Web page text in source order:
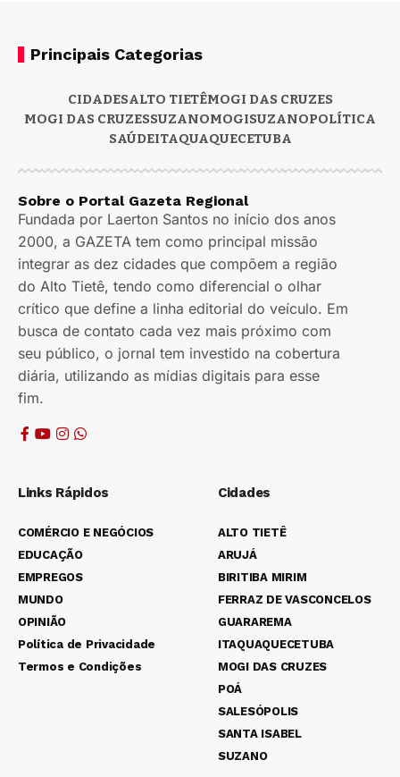
Principais Categorias
CIDADESALTO TIETÊMOGI DAS CRUZES
MOGI DAS CRUZESSUZANOMOGISUZANOPOLÍTICA
SAÚDEITAQUAQUECETUBA
Sobre o Portal Gazeta Regional
Fundada por Laerton Santos no início dos anos
2000, a GAZETA tem como principal missão
integrar as dez cidades que compõem a região
do Alto Tietê, tendo como diferencial o olhar
crítico que define a linha editorial do veículo. Em
busca de contato cada vez mais próximo com
seu público, o jornal tem investido na cobertura
diária, utilizando as mídias digitais para esse
fim.
Links Rápidos
COMÉRCIO E NEGÓCIOS
EDUCAÇÃO
EMPREGOS
MUNDO
OPINIÃO
Política de Privacidade
Termos e Condições
Cidades
ALTO TIETÊ
ARUJÁ
BIRITIBA MIRIM
FERRAZ DE VASCONCELOS
GUARAREMA
ITAQUAQUECETUBA
MOGI DAS CRUZES
POÁ
SALESÓPOLIS
SANTA ISABEL
SUZANO